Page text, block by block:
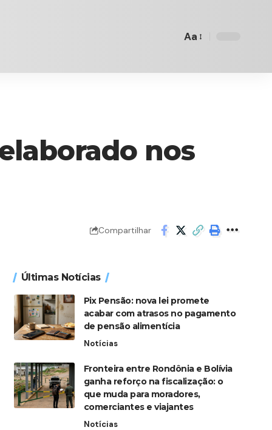
Font
Aa
nos
Compartilhar
Últimas Notícias
Pix Pensão: nova lei promete
acabar com atrasos no pagamento
de pensão alimentícia
Notícias
Fronteira entre Rondônia e Bolívia
ganha reforço na fiscalização: o
que muda para moradores,
comerciantes e viajantes
Notícias